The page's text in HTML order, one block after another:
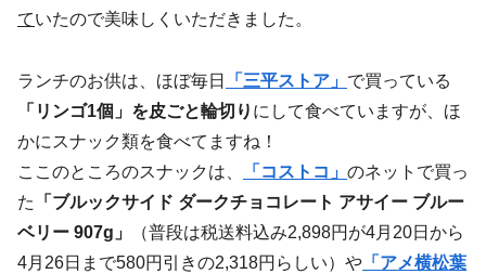
ていたので美味しくいただきました。
ランチのお供は、ほぼ毎日 「三平ストア」 で買っている
「リンゴ1個」を皮ごと輪切り にして食べていますが、ほ
かにスナック類を食べてますね！
ここのところのスナックは、
「コストコ」 のネットで買っ
た
「ブルックサイド ダークチョコレート アサイー ブルー
ベリー 907g」
（普段は税送料込み2,898円が4月20日から
4月26日まで580円引きの2,318円らしい）や 「アメ横松葉